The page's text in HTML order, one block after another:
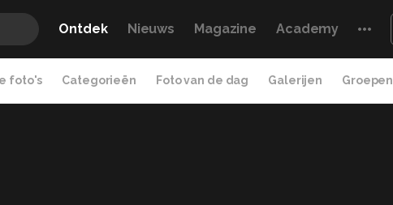
Ontdek Nieuws Magazine Academy
foto's Categorieën Foto van de dag Galerijen Groepen